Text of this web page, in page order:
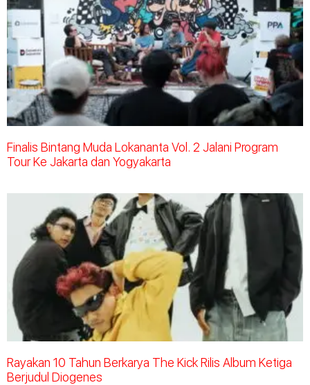
Finalis Bintang Muda Lokananta Vol. 2 Jalani Program
Tour Ke Jakarta dan Yogyakarta
Rayakan 10 Tahun Berkarya The Kick Rilis Album Ketiga
Berjudul Diogenes